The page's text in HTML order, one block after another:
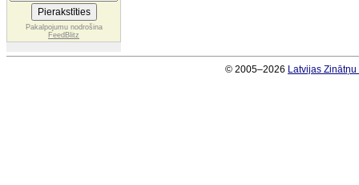
Pakalpojumu nodrošina
FeedBlitz
© 2005–2026 Latvijas